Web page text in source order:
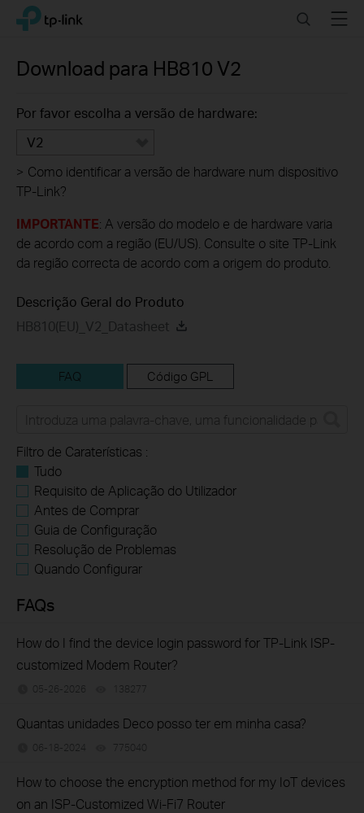
Click
navigation
TP-Link, Reliably Smart SearchMenu
Download para HB810 V2
Por favor escolha a versão de hardware:
V2
> Como identificar a versão de hardware num dispositivo
TP-Link?
IMPORTANTE: A versão do modelo e de hardware varia
de acordo com a região (EU/US). Consulte o site TP-Link
da região correcta de acordo com a origem do produto.
Descrição Geral do Produto
HB810(EU)_V2_Datasheet
FAQ Código GPL
Filtro de Caraterísticas :
Tudo
Requisito de Aplicação do Utilizador
Antes de Comprar
Guia de Configuração
Resolução de Problemas
Quando Configurar
FAQs
How do I find the device login password for TP-Link ISP-
customized Modem Router?
05-26-2026 138277
Quantas unidades Deco posso ter em minha casa?
06-18-2024 775040
How to choose the encryption method for my IoT devices
on an ISP-Customized Wi-Fi7 Router